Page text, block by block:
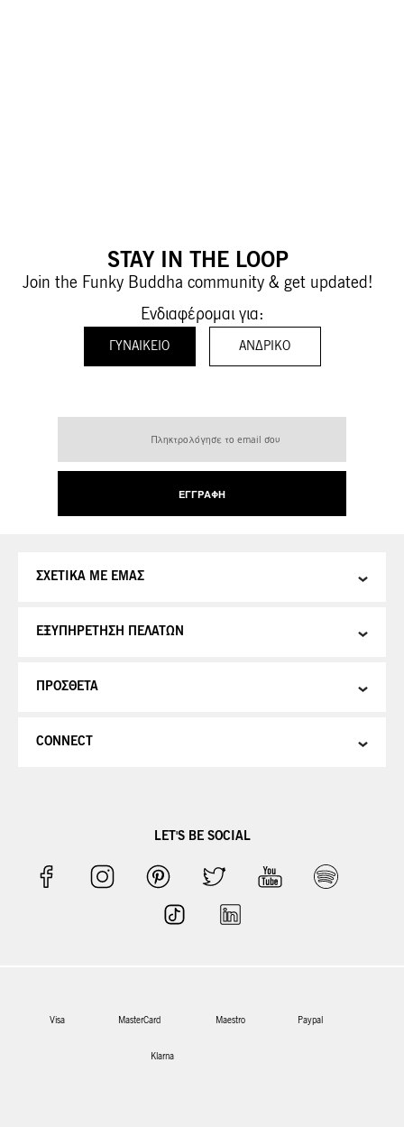
STAY IN THE LOOP
Join the Funky Buddha community & get updated!
Ενδιαφέρομαι για:
ΓΥΝΑΙΚΕΊΟ ΑΝΔΡΙΚΌ
Ενημερωτικό
ΕΓΓΡΑΦΉ
ΣΧΕΤΙΚΑ ΜΕ ΕΜΑΣ
ΕΞΥΠΗΡΕΤΗΣΗ ΠΕΛΑΤΩΝ
ΠΡΟΣΘΕΤΑ
CONNECT
LET'S BE SOCIAL
Visa MasterCard Maestro Paypal
Klarna